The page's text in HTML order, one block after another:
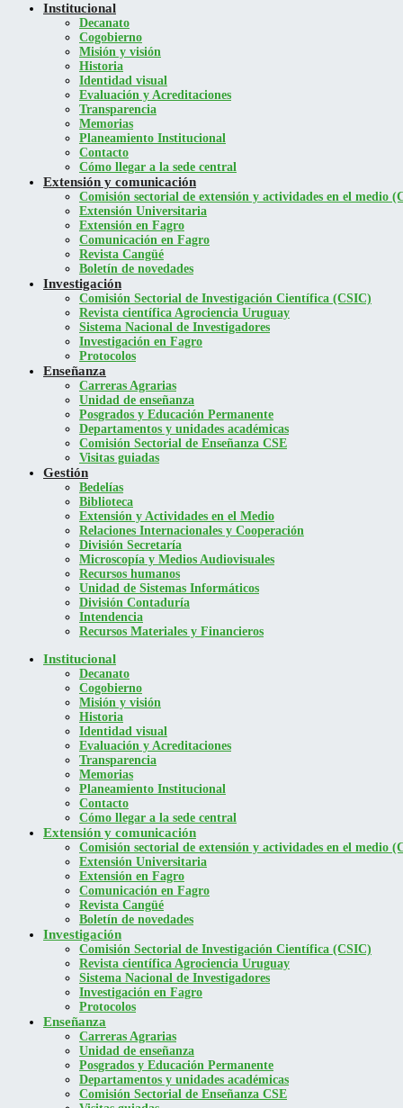
Institucional
Decanato
Cogobierno
Misión y visión
Historia
Identidad visual
Evaluación y Acreditaciones
Transparencia
Memorias
Planeamiento Institucional
Contacto
Cómo llegar a la sede central
Extensión y comunicación
Comisión sectorial de extensión y actividades en el medio
Extensión Universitaria
Extensión en Fagro
Comunicación en Fagro
Revista Cangüé
Boletín de novedades
Investigación
Comisión Sectorial de Investigación Científica (CSIC)
Revista científica Agrociencia Uruguay
Sistema Nacional de Investigadores
Investigación en Fagro
Protocolos
Enseñanza
Carreras Agrarias
Unidad de enseñanza
Posgrados y Educación Permanente
Departamentos y unidades académicas
Comisión Sectorial de Enseñanza CSE
Visitas guiadas
Gestión
Bedelías
Biblioteca
Extensión y Actividades en el Medio
Relaciones Internacionales y Cooperación
División Secretaría
Microscopía y Medios Audiovisuales
Recursos humanos
Unidad de Sistemas Informáticos
División Contaduría
Intendencia
Recursos Materiales y Financieros
Institucional
Decanato
Cogobierno
Misión y visión
Historia
Identidad visual
Evaluación y Acreditaciones
Transparencia
Memorias
Planeamiento Institucional
Contacto
Cómo llegar a la sede central
Extensión y comunicación
Comisión sectorial de extensión y actividades en el medio
Extensión Universitaria
Extensión en Fagro
Comunicación en Fagro
Revista Cangüé
Boletín de novedades
Investigación
Comisión Sectorial de Investigación Científica (CSIC)
Revista científica Agrociencia Uruguay
Sistema Nacional de Investigadores
Investigación en Fagro
Protocolos
Enseñanza
Carreras Agrarias
Unidad de enseñanza
Posgrados y Educación Permanente
Departamentos y unidades académicas
Comisión Sectorial de Enseñanza CSE